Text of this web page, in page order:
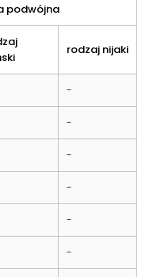
podwójna
rodzaj nijaki
-
-
-
-
-
-